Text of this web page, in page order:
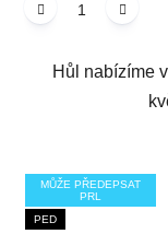
Hůl nabízíme
MŮŽE PŘEDEPSAT
PRL
PED